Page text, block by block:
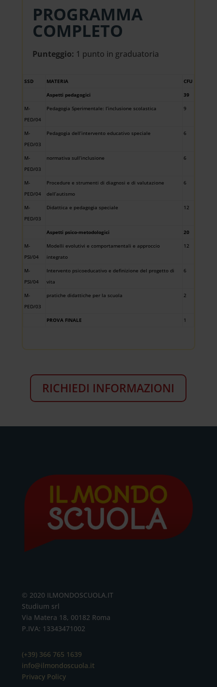
PROGRAMMA
COMPLETO
Punteggio: 1 punto in graduatoria
SSD MATERIA
CFU
Aspetti pedagogici
39
M-
PED/04
Pedagogia Sperimentale: l’inclusione scolastica 9
M-
PED/03
Pedagogia dell’intervento educativo speciale 6
M-
PED/03
normativa sull’inclusione 6
M-
PED/04
Procedure e strumenti di diagnosi e di valutazione
dell’autismo
6
M-
PED/03
Didattica e pedagogia speciale 12
Aspetti psico-metodologici
20
M-
PSI/04
Modelli evolutivi e comportamentali e approccio
integrato
12
M-
PSI/04
Intervento psicoeducativo e definizione del progetto di
vita
6
M-
PED/03
pratiche didattiche per la scuola 2
PROVA FINALE 1
RICHIEDI INFORMAZIONI
© 2020 ILMONDOSCUOLA.IT
Studium srl
Via Matera 18, 00182 Roma
P.IVA: 13343471002
(+39) 366 765 1639
info@ilmondoscuola.it
Privacy Policy